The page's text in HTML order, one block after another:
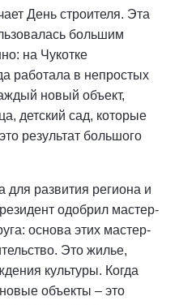
День строителя. Эта
большим
на Чукотке
работала в непростых
новый объект,
детский сад, которые
результат большого
для развития региона и
одобрил мастер-
основа этих мастер-
Это жилье,
культуры. Когда
объекты – это